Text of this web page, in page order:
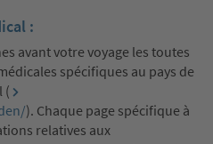
:
avant votre voyage les toutes
spécifiques au pays de
(
). Chaque page spécifique à
relatives aux